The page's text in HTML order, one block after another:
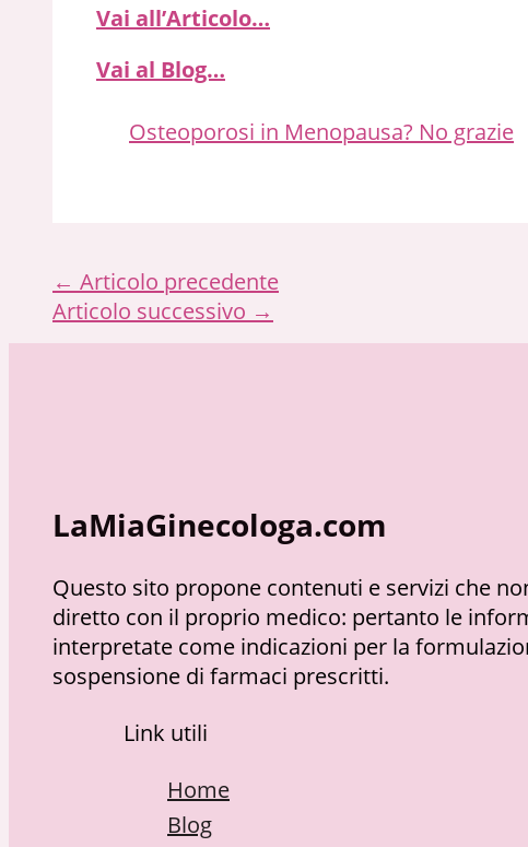
Vai all’Articolo…
Vai al Blog…
Osteoporosi in Menopausa? No grazie
← Articolo precedente
Articolo successivo →
LaMiaGinecologa.com
Questo sito propone contenuti e servizi che
diretto con il proprio medico: pertanto le
interpretate come indicazioni per la
sospensione di farmaci prescritti.
Link utili
Home
Blog